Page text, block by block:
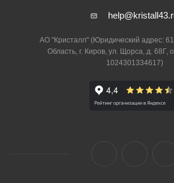
АО "Кристалл" (Юридический адрес:
Область, г. Киров, ул. Щорса, д. 68Г,
1024301334617)